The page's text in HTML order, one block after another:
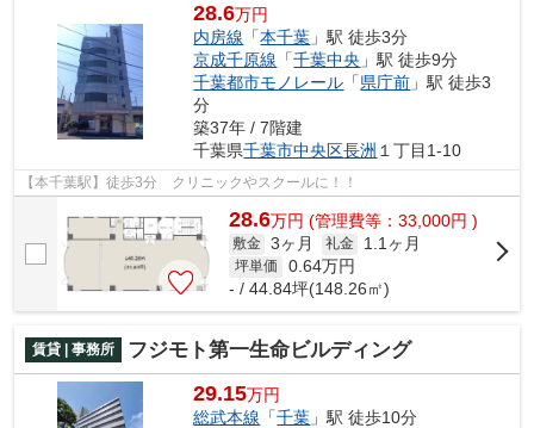
28.6万円
内房線 「本千葉 」駅 徒歩3分
京成千原線 「千葉中央 」駅 徒歩9分
千葉都市モノレール 「県庁前 」駅 徒歩3
分
築37年 / 7階建
千葉県千葉市中央区長洲 １丁目1-10
【本千葉駅】徒歩3分 クリニックやスクールに！！
28.6万円 (管理費等：33,000円 )
敷金 3ヶ月 礼金 1.1ヶ月
坪単価 0.64万円
- / 44.84坪(148.26㎡)
賃貸 | 事務所 フジモト第一生命ビルディング
29.15万円
総武本線 「千葉 」駅 徒歩10分